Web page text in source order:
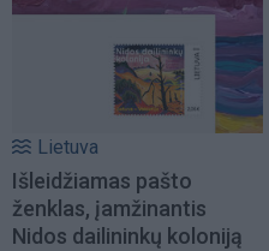
Lietuva
Išleidžiamas pašto
ženklas, įamžinantis
Nidos dailininkų koloniją